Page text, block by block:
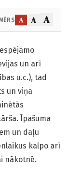
A A A
un arī
u.c.), tad
un viņa
Īpašuma
un daļu
kalpo arī
nākotnē.